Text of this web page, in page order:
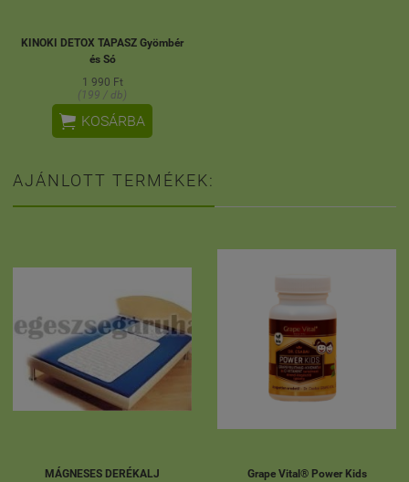
KINOKI DETOX TAPASZ Gyömbér
és Só
1 990 Ft
(199 / db)
 KOSÁRBA
AJÁNLOTT TERMÉKEK:
MÁGNESES DERÉKALJ
Grape Vital® Power Kids